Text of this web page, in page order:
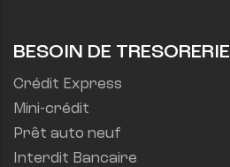
BESOIN DE TRESORERIE
Crédit Express
Mini-crédit
Prêt auto neuf
Interdit Bancaire